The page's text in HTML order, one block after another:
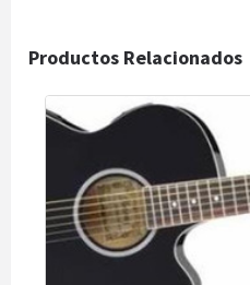
Productos Relacionados